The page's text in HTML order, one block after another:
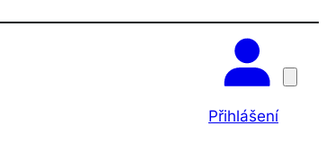
Přihlášení